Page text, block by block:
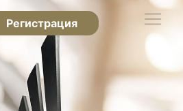
Регистрация